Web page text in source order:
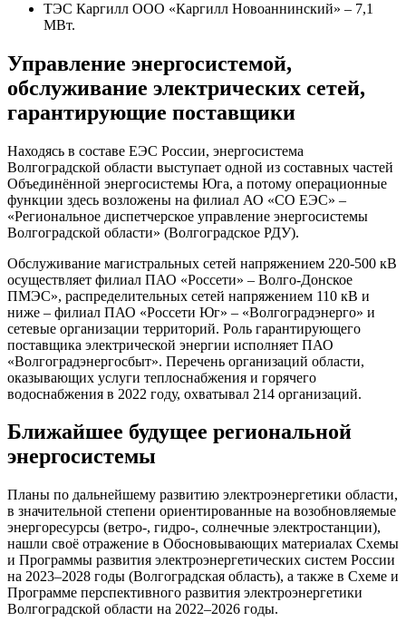
ТЭС Каргилл ООО «Каргилл Новоаннинский» – 7,1
МВт.
Управление энергосистемой,
обслуживание электрических сетей,
гарантирующие поставщики
Находясь в составе ЕЭС России, энергосистема
Волгоградской области выступает одной из составных частей
Объединённой энергосистемы Юга, а потому операционные
функции здесь возложены на филиал АО «СО ЕЭС» –
«Региональное диспетчерское управление энергосистемы
Волгоградской области» (Волгоградское РДУ).
Обслуживание магистральных сетей напряжением 220-500 кВ
осуществляет филиал ПАО «Россети» – Волго-Донское
ПМЭС», распределительных сетей напряжением 110 кВ и
ниже – филиал ПАО «Россети Юг» – «Волгоградэнерго» и
сетевые организации территорий. Роль гарантирующего
поставщика электрической энергии исполняет ПАО
«Волгоградэнергосбыт». Перечень организаций области,
оказывающих услуги теплоснабжения и горячего
водоснабжения в 2022 году, охватывал 214 организаций.
Ближайшее будущее региональной
энергосистемы
Планы по дальнейшему развитию электроэнергетики области,
в значительной степени ориентированные на возобновляемые
энергоресурсы (ветро-, гидро-, солнечные электростанции),
нашли своё отражение в Обосновывающих материалах Схемы
и Программы развития электроэнергетических систем России
на 2023–2028 годы (Волгоградская область), а также в Схеме и
Программе перспективного развития электроэнергетики
Волгоградской области на 2022–2026 годы.